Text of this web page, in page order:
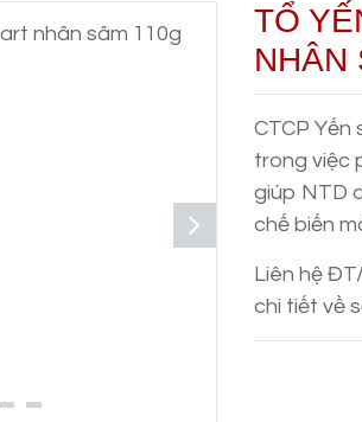
TỔ
NHÂN
CTCP
trong việc
giúp NTD
chế biến
Liên hệ
chi tiết về